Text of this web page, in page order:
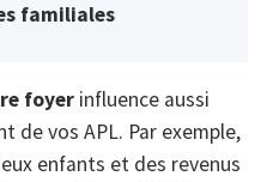
familiales
foyerinfluence aussi
vos APL. Par exemple,
enfants et des revenus